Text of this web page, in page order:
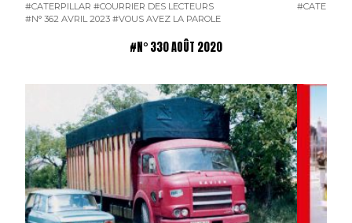
#CATERPILLAR #COURRIER DES LECTEURS
#N° 362 AVRIL 2023 #VOUS AVEZ LA PAROLE
#N° 330 AOÛT 2020